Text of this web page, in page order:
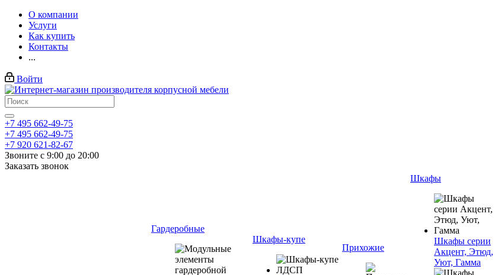
О компании
Услуги
Как купить
Контакты
...
Войти
+7 495 662-49-75
+7 495 662-49-75
+7 920 621-82-67
Звоните с 9:00 до 20:00
Заказать звонок
Гардеробные
Шкафы-купе
Прихожие
Шкафы
Шкафы серии
Акцент, Этюд,
Уют, Гамма